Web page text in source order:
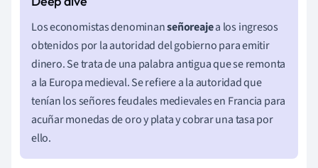
Los economistas denominanseñoreajea los ingresos
obtenidos por la autoridad del gobierno para emitir
dinero. Se trata de una palabra antigua que se remonta
a la Europa medieval. Se refiere a la autoridad que
tenían los señores feudales medievales en Francia para
acuñar monedas de oro y plata y cobrar una tasa por
ello.